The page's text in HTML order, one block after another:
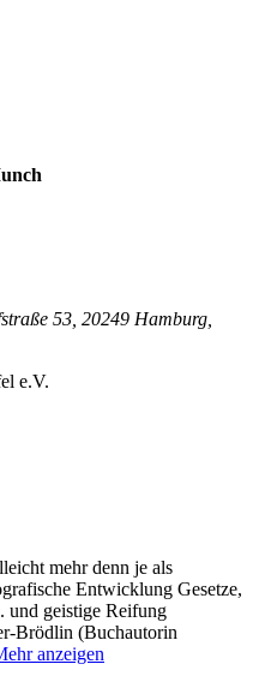
53, 20249 Hamburg,
e.V.
mehr denn je als
Entwicklung Gesetze,
und geistige Reifung
Brödlin (Buchautorin
anzeigen